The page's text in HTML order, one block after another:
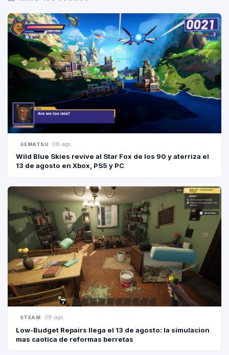
GEMATSU 08-ago
Wild Blue Skies revive al Star Fox de los 90 y aterriza el
13 de agosto en Xbox, PS5 y PC
STEAM 08-ago
Low-Budget Repairs llega el 13 de agosto: la simulacion
mas caotica de reformas berretas